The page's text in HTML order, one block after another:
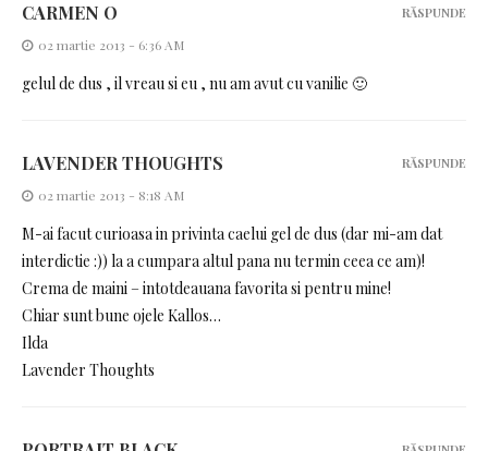
CARMEN O
02 martie 2013 - 6:36 AM
gelul de dus , il vreau si eu , nu am avut cu vanilie 🙂
RĂSPUNDE
LAVENDER THOUGHTS
02 martie 2013 - 8:18 AM
M-ai facut curioasa in privinta caelui gel de dus (dar mi-am dat
interdictie :)) la a cumpara altul pana nu termin ceea ce am)!
Crema de maini – intotdeauana favorita si pentru mine!
Chiar sunt bune ojele Kallos…
Ilda
Lavender Thoughts
RĂSPUNDE